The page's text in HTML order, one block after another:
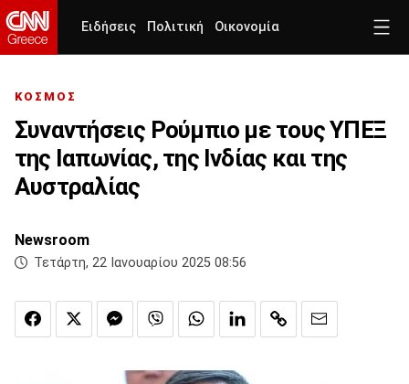
Ειδήσεις Πολιτική Οικονομία
ΚΟΣΜΟΣ
Συναντήσεις Ρούμπιο με τους ΥΠΕΞ
της Ιαπωνίας, της Ινδίας και της
Αυστραλίας
Newsroom
Τετάρτη, 22 Ιανουαρίου 2025 08:56